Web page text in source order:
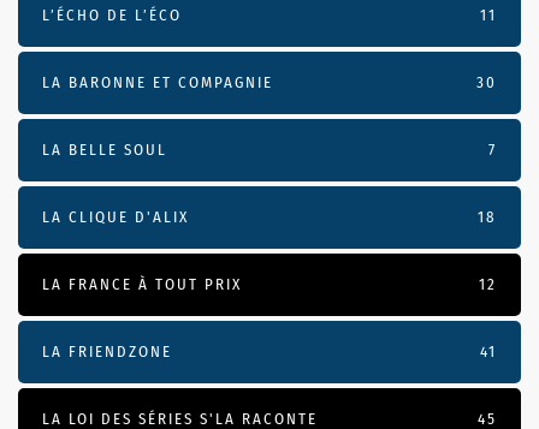
L’ÉCHO DE L’ÉCO 11
LA BARONNE ET COMPAGNIE 30
LA BELLE SOUL 7
LA CLIQUE D'ALIX 18
LA FRANCE À TOUT PRIX 12
LA FRIENDZONE 41
LA LOI DES SÉRIES S'LA RACONTE 45